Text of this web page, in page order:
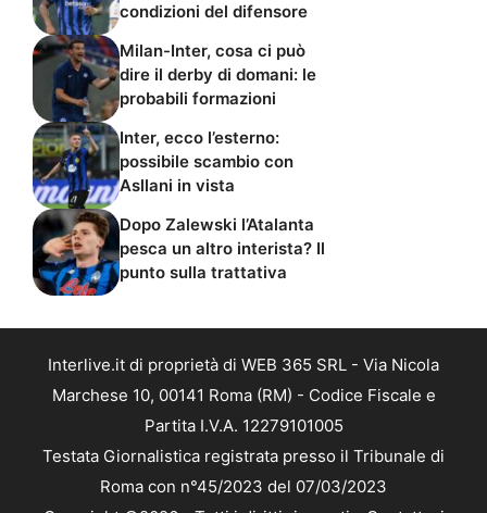
condizioni del difensore
Milan-Inter, cosa ci può
dire il derby di domani: le
probabili formazioni
Inter, ecco l’esterno:
possibile scambio con
Asllani in vista
Dopo Zalewski l’Atalanta
pesca un altro interista? Il
punto sulla trattativa
Interlive.it di proprietà di WEB 365 SRL - Via Nicola
Marchese 10, 00141 Roma (RM) - Codice Fiscale e
Partita I.V.A. 12279101005
Testata Giornalistica registrata presso il Tribunale di
Roma con n°45/2023 del 07/03/2023